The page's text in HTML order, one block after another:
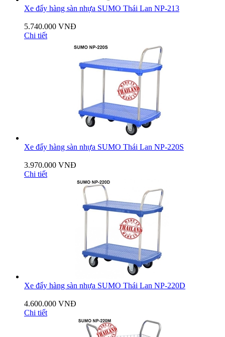
Xe đẩy hàng sàn nhựa SUMO Thái Lan NP-213
5.740.000 VNĐ
Chi tiết
Xe đẩy hàng sàn nhựa SUMO Thái Lan NP-220S
3.970.000 VNĐ
Chi tiết
Xe đẩy hàng sàn nhựa SUMO Thái Lan NP-220D
4.600.000 VNĐ
Chi tiết